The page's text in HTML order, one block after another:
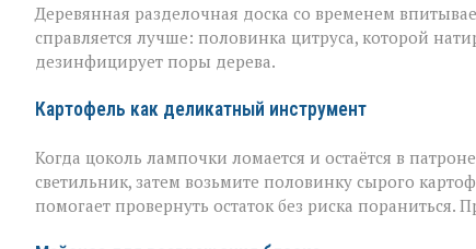
Деревянная разделочная доска со временем
справляется лучше: половинка цитруса, которой
дезинфицирует поры дерева.
Картофель как деликатный инструмент
Когда цоколь лампочки ломается и остаётся в
светильник, затем возьмите половинку сырого
помогает провернуть остаток без риска пораниться.